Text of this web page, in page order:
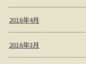
2016年4月
2016年3月